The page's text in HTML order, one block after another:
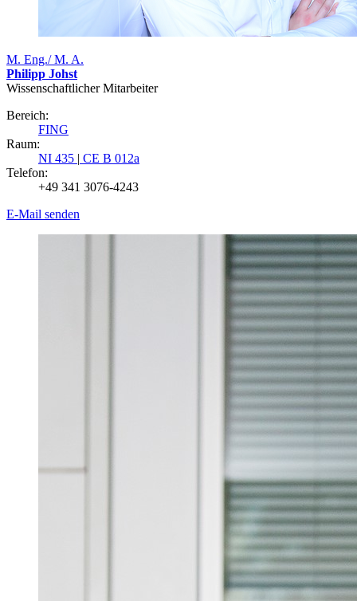
M. Eng./ M. A.
Philipp Johst
Wissenschaftlicher Mitarbeiter
Bereich:
FING
Raum:
NI 435 | CE B 012a
Telefon:
+49 341 3076-4243
E-Mail senden